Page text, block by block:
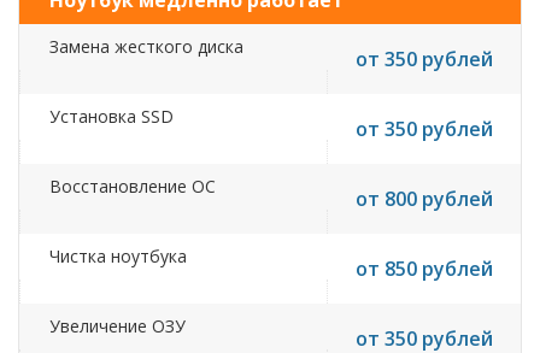
Замена жесткого диска от 350 рублей
Установка SSD от 350 рублей
Восстановление ОС от 800 рублей
Чистка ноутбука от 850 рублей
Увеличение ОЗУ от 350 рублей